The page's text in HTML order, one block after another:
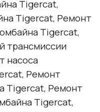
Tigercat,
Tigercat, Ремонт
Tigercat,
трансмиссии
насоса
Ремонт
Tigercat, Ремонт
Tigercat,